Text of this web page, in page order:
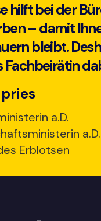
hilft bei der
– damit
bleibt.
Fachbeirätin
a.D.
a.D.
Erblotsen